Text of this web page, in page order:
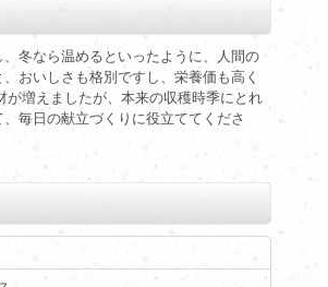
冬なら温めるといったように、人間の
おいしさも格別ですし、栄養価も高く
増えましたが、本来の収穫時季にとれ
毎日の献立づくりに役立ててくださ